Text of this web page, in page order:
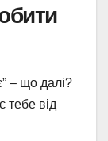
– що далі?
тебе від